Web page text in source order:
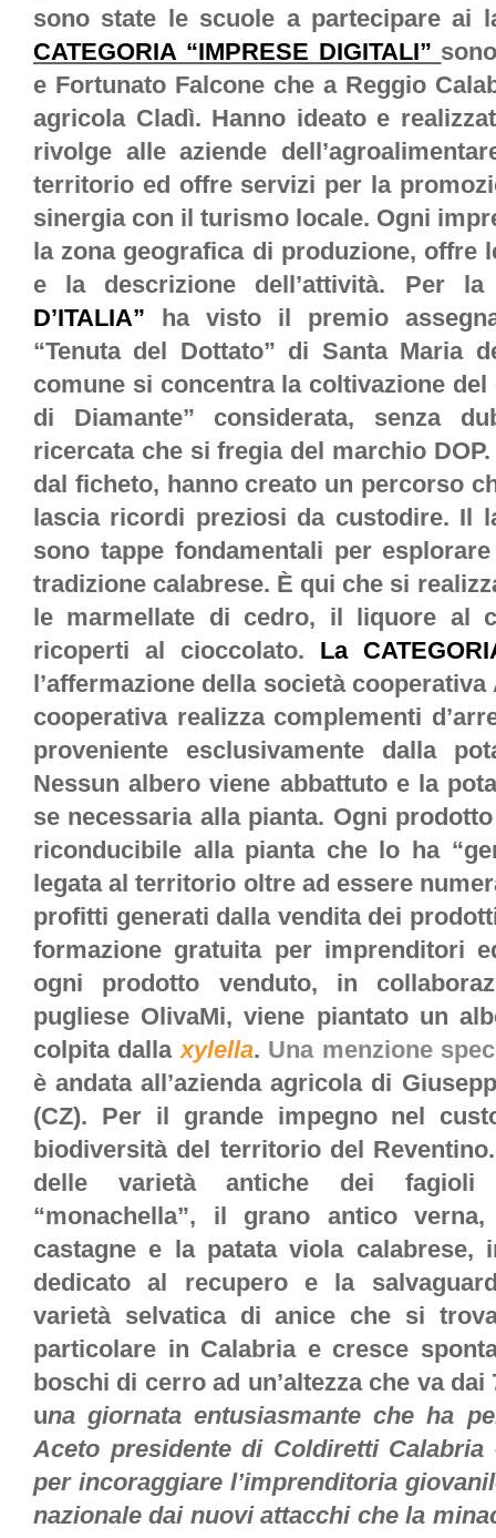
sono state le scuole a partecipare ai
CATEGORIA “IMPRESE DIGITALI”
e Fortunato Falcone che a Reggio
agricola Cladì. Hanno ideato e
rivolge alle aziende
territorio ed offre servizi per la
sinergia con il turismo locale. Ogni
la zona geografica di produzione, offre
e la descrizione dell’attività. Per
D’ITALIA”
ha visto il premio
“Tenuta del Dottato” di Santa Maria
comune si concentra la coltivazione
di Diamante” considerata, senza
ricercata che si fregia del marchio
dal ficheto, hanno creato un percorso
lascia ricordi preziosi da custodire. Il
sono tappe fondamentali per
tradizione calabrese. È qui che si
le marmellate di cedro, il liquore al
ricoperti al cioccolato. La
l’affermazione della società
cooperativa realizza complementi
proveniente esclusivamente dalla
Nessun albero viene abbattuto e la
se necessaria alla pianta. Ogni
riconducibile alla pianta che lo ha
legata al territorio oltre ad essere
profitti generati dalla vendita dei
formazione gratuita per imprenditori
ogni prodotto venduto, in
pugliese OlivaMi, viene piantato un
colpita dallaxylella. Una menzione
è andata all’azienda agricola di
(CZ). Per il grande impegno nel
biodiversità del territorio del
delle varietà antiche dei fagioli
“monachella”, il grano antico
castagne e la patata viola
dedicato al recupero e la
varietà selvatica di anice che si
particolare in Calabria e cresce
boschi di cerro ad un’altezza che va
una giornata entusiasmanteche ha
Aceto presidente di Coldiretti
per incoraggiare l’imprenditoria
nazionale dai nuovi attacchi che la